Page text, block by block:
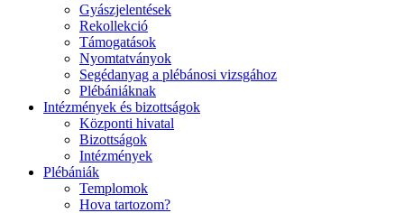
Gyászjelentések
Rekollekció
Támogatások
Nyomtatványok
Segédanyag a plébánosi vizsgához
Plébániáknak
Intézmények és bizottságok
Központi hivatal
Bizottságok
Intézmények
Plébániák
Templomok
Hova tartozom?